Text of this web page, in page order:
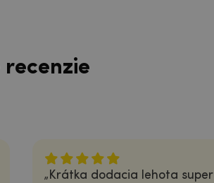
recenzie
Krátka dodacia lehota super